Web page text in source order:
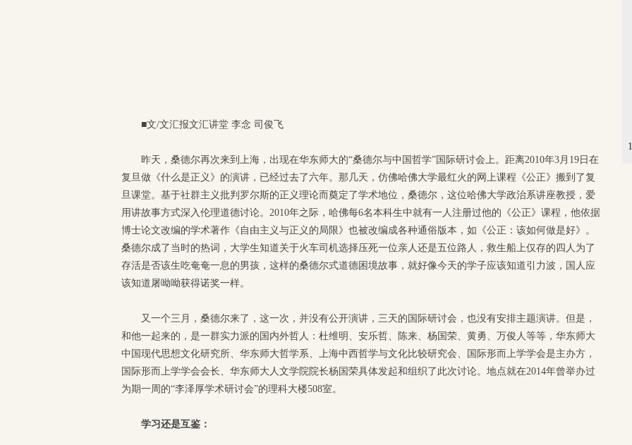
■文/文汇报文汇讲堂 李念 司俊飞
昨天，桑德尔再次来到上海，出现在华东师大的“桑德尔与中国哲学”国际研讨会上。距离2010年3月19日在
复旦做《什么是正义》的演讲，已经过去了六年。那几天，仿佛哈佛大学最红火的网上课程《公正》搬到了复
旦课堂。基于社群主义批判罗尔斯的正义理论而奠定了学术地位，桑德尔，这位哈佛大学政治系讲座教授，爱
用讲故事方式深入伦理道德讨论。2010年之际，哈佛每6名本科生中就有一人注册过他的《公正》课程，他依据
博士论文改编的学术著作《自由主义与正义的局限》也被改编成各种通俗版本，如《公正：该如何做是好》。
桑德尔成了当时的热词，大学生知道关于火车司机选择压死一位亲人还是五位路人，救生船上仅存的四人为了
存活是否该生吃奄奄一息的男孩，这样的桑德尔式道德困境故事，就好像今天的学子应该知道引力波，国人应
该知道屠呦呦获得诺奖一样。
又一个三月，桑德尔来了，这一次，并没有公开演讲，三天的国际研讨会，也没有安排主题演讲。但是，
和他一起来的，是一群实力派的国内外哲人：杜维明、安乐哲、陈来、杨国荣、黄勇、万俊人等等，华东师大
中国现代思想文化研究所、华东师大哲学系、上海中西哲学与文化比较研究会、国际形而上学学会是主办方，
国际形而上学学会会长、华东师大人文学院院长杨国荣具体发起和组织了此次讨论。地点就在2014年曾举办过
为期一周的“李泽厚学术研讨会”的理科大楼508室。
学习还是互鉴：